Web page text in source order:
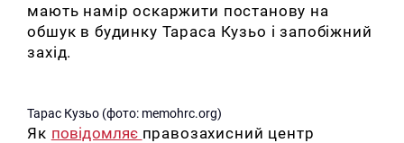
мають намір оскаржити постанову на
обшук в будинку Тараса Кузьо і запобіжний
захід.
Тарас Кузьо (фото: memohrc.org)
Як повідомляє правозахисний центр